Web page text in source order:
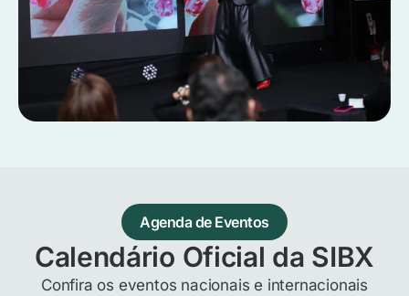
Agenda de Eventos
Calendário Oficial da SIBX
Confira os eventos nacionais e internacionais